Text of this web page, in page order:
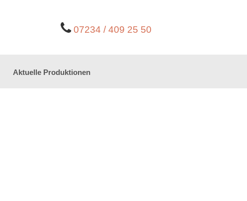
07234 / 409 25 50
Aktuelle Produktionen